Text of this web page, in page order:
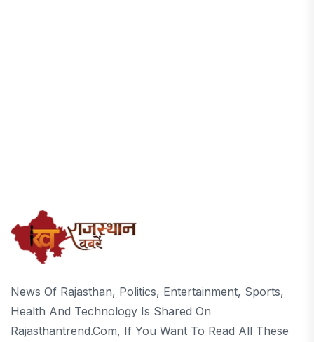
News Of Rajasthan, Politics, Entertainment, Sports,
Health And Technology Is Shared On
Rajasthantrend.com, If You Want To Read All These